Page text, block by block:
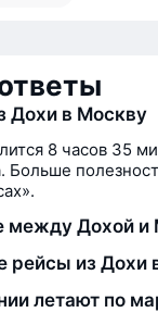
Дохи в Москву
8 часов 35
Больше
между Дохой и
рейсы из Дохи
летают по